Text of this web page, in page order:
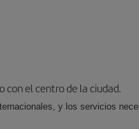
con el centro de la ciudad.
y los servicios